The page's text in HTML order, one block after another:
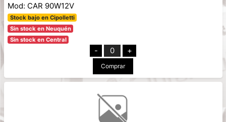
Mod: CAR 90W12V
Stock bajo en Cipolletti
Sin stock en Neuquén
Sin stock en Central
- 0 +
Comprar